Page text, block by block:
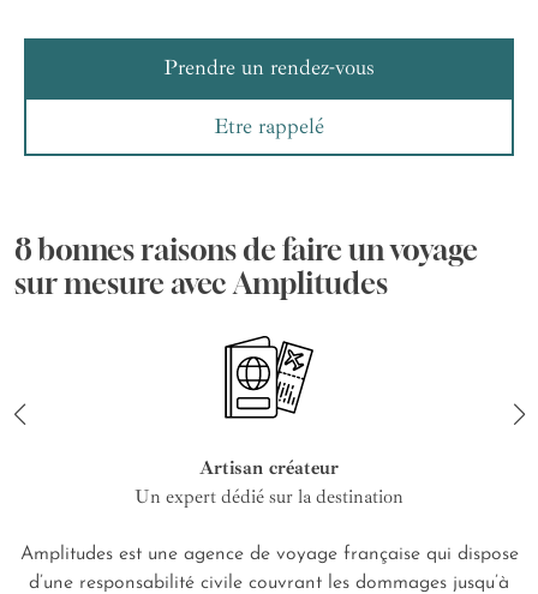
Prendre un rendez-vous
Etre rappelé
8 bonnes raisons de faire un voyage
sur mesure avec Amplitudes
Artisan créateur
Un expert dédié sur la destination
Amplitudes est une agence de voyage française qui dispose
d’une responsabilité civile couvrant les dommages jusqu’à